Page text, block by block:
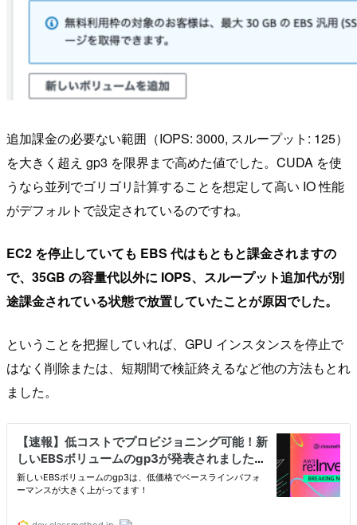
追加課金の必要ない範囲（IOPS: 3000, スループット: 125）
を大きく超え gp3 を限界まで高めた値でした。CUDA を使
うなら並列でゴリゴリ計算することを想定して高い IO 性能
がデフォルトで設定されているのですね。
EC2 を停止していても EBS 代はもともと課金されますの
で、35GB の容量代以外に IOPS、スループット追加代が別
途課金されている状態で放置していたことが原因でした。
ということを把握していれば、GPU インスタンスを停止で
はなく削除または、短期間で検証終えるなど他の方法もとれ
ました。